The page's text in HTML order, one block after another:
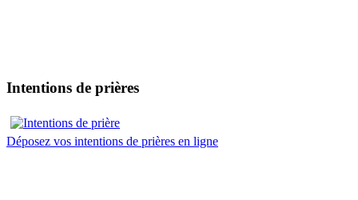
Intentions de prières
Déposez vos intentions de prières en ligne